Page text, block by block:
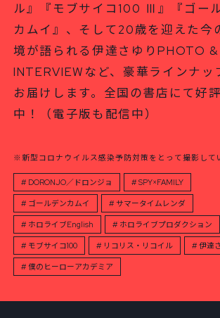
ル』『モブサイコ100 Ⅲ』『ゴー
カムイ』、そして20歳を迎えた今
境が語られる伊達さゆりPHOTO &
INTERVIEWなど、豪華ラインナッ
お届けします。全国の書店にて好
中！（電子版も配信中）
※新型コロナウイルス感染予防対策をとって撮影して
DORONJO／ドロンジョ SPY×FAMILY
ゴールデンカムイ サマータイムレンダ
ホロライブEnglish ホロライブプロダクション
モブサイコ100 リコリス・リコイル 伊達
僕のヒーローアカデミア